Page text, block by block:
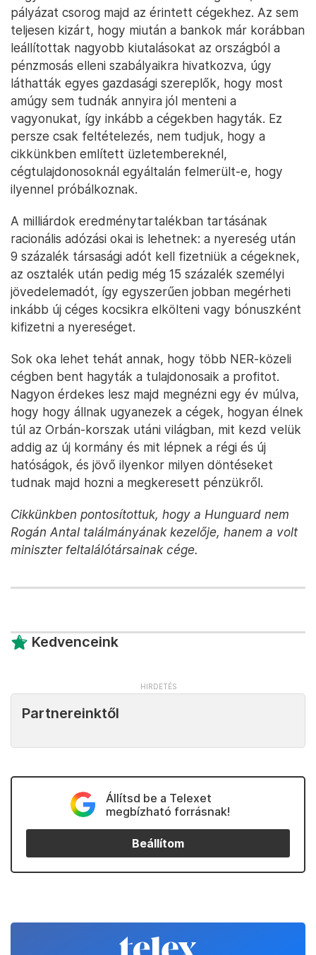
pályázat csorog majd az érintett cégekhez. Az sem
teljesen kizárt, hogy miután a bankok már korábban
leállítottak nagyobb kiutalásokat az országból a
pénzmosás elleni szabályaikra hivatkozva, úgy
láthatták egyes gazdasági szereplők, hogy most
amúgy sem tudnák annyira jól menteni a
vagyonukat, így inkább a cégekben hagyták. Ez
persze csak feltételezés, nem tudjuk, hogy a
cikkünkben említett üzletembereknél,
cégtulajdonosoknál egyáltalán felmerült-e, hogy
ilyennel próbálkoznak.
A milliárdok eredménytartalékban tartásának
racionális adózási okai is lehetnek: a nyereség után
9 százalék társasági adót kell fizetniük a cégeknek,
az osztalék után pedig még 15 százalék személyi
jövedelemadót, így egyszerűen jobban megérheti
inkább új céges kocsikra elkölteni vagy bónuszként
kifizetni a nyereséget.
Sok oka lehet tehát annak, hogy több NER-közeli
cégben bent hagyták a tulajdonosaik a profitot.
Nagyon érdekes lesz majd megnézni egy év múlva,
hogy hogy állnak ugyanezek a cégek, hogyan élnek
túl az Orbán-korszak utáni világban, mit kezd velük
addig az új kormány és mit lépnek a régi és új
hatóságok, és jövő ilyenkor milyen döntéseket
tudnak majd hozni a megkeresett pénzükről.
Cikkünkben pontosítottuk, hogy a Hunguard nem
Rogán Antal találmányának kezelője, hanem a volt
miniszter feltalálótársainak cége.
Kedvenceink
Partnereinktől
Állítsd be a Telexet
megbízható forrásnak!
Beállítom